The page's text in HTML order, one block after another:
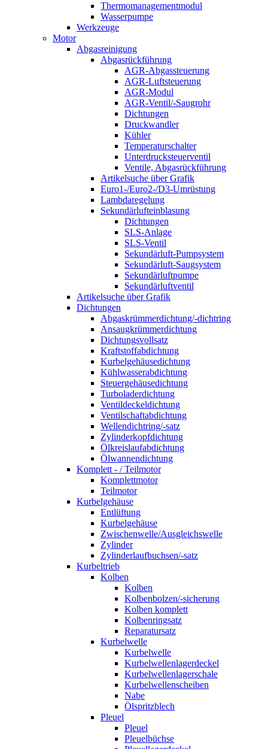
Thermomanagementmodul
Wasserpumpe
Werkzeuge
Motor
Abgasreinigung
Abgasrückführung
AGR-Abgassteuerung
AGR-Luftsteuerung
AGR-Modul
AGR-Ventil/-Saugrohr
Dichtungen
Druckwandler
Kühler
Temperaturschalter
Unterdrucksteuerventil
Ventile, Abgasrückführung
Artikelsuche über Grafik
Euro1-/Euro2-/D3-Umrüstung
Lambdaregelung
Sekundärlufteinblasung
Dichtungen
SLS-Anlage
SLS-Ventil
Sekundärluft-Pumpsystem
Sekundärluft-Saugsystem
Sekundärluftpumpe
Sekundärluftventil
Artikelsuche über Grafik
Dichtungen
Abgaskrümmerdichtung/-dichtring
Ansaugkrümmerdichtung
Dichtungsvollsatz
Kraftstoffabdichtung
Kurbelgehäusedichtung
Kühlwasserabdichtung
Steuergehäusedichtung
Turboladerdichtung
Ventildeckeldichtung
Ventilschaftabdichtung
Wellendichtring/-satz
Zylinderkopfdichtung
Ölkreislaufabdichtung
Ölwannendichtung
Komplett - / Teilmotor
Komplettmotor
Teilmotor
Kurbelgehäuse
Entlüftung
Kurbelgehäuse
Zwischenwelle/Ausgleichswelle
Zylinder
Zylinderlaufbuchsen/-satz
Kurbeltrieb
Kolben
Kolben
Kolbenbolzen/-sicherung
Kolben komplett
Kolbenringsatz
Reparatursatz
Kurbelwelle
Kurbelwelle
Kurbelwellenlagerdeckel
Kurbelwellenlagerschale
Kurbelwellenscheiben
Nabe
Ölspritzblech
Pleuel
Pleuel
Pleuelbüchse